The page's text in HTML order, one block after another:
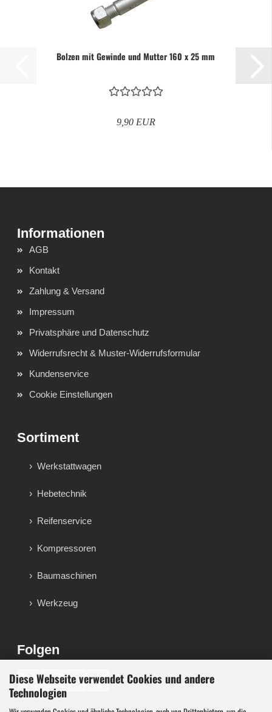
Diese Webseite verwendet Cookies und andere
Technologien
Bolzen mit Gewinde und Mutter 160 x 25 mm
9,90 EUR
AGB
Kontakt
Zahlung & Versand
Impressum
Privatsphäre und Datenschutz
Widerrufsrecht & Muster-Widerrufsformular
Kundenservice
Cookie Einstellungen
Sortiment
Werkstattwagen
Hebetechnik
Reifenservice
Kompressoren
Baumaschinen
Werkzeug
Folgen
♪